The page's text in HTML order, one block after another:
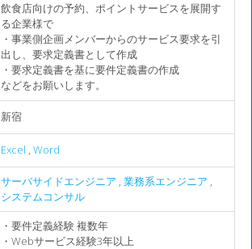
飲食店向けの予約、ポイントサービスを展開す
る企業様で
・事業側企画メンバーからのサービス要求を引
出し、要求定義書として作成
・要求定義書を基に要件定義書の作成
などをお願いします。
新宿
Excel , Word
サーバサイドエンジニア , 業務系エンジニア ,
システムコンサル
・要件定義経験 複数年
・Webサービス経験3年以上